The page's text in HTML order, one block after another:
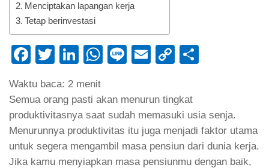
Menciptakan lapangan kerja
Tetap berinvestasi
Facebook
TwitterLinkedIn
WhatsApp
LineEmailCopy
Waktu baca: 2 menit
Semua orang pasti akan menurun tingkat
produktivitasnya saat sudah memasuki usia senja.
Menurunnya produktivitas itu juga menjadi faktor utama
untuk segera mengambil masa pensiun dari dunia kerja.
Jika kamu menyiapkan masa pensiunmu dengan baik,